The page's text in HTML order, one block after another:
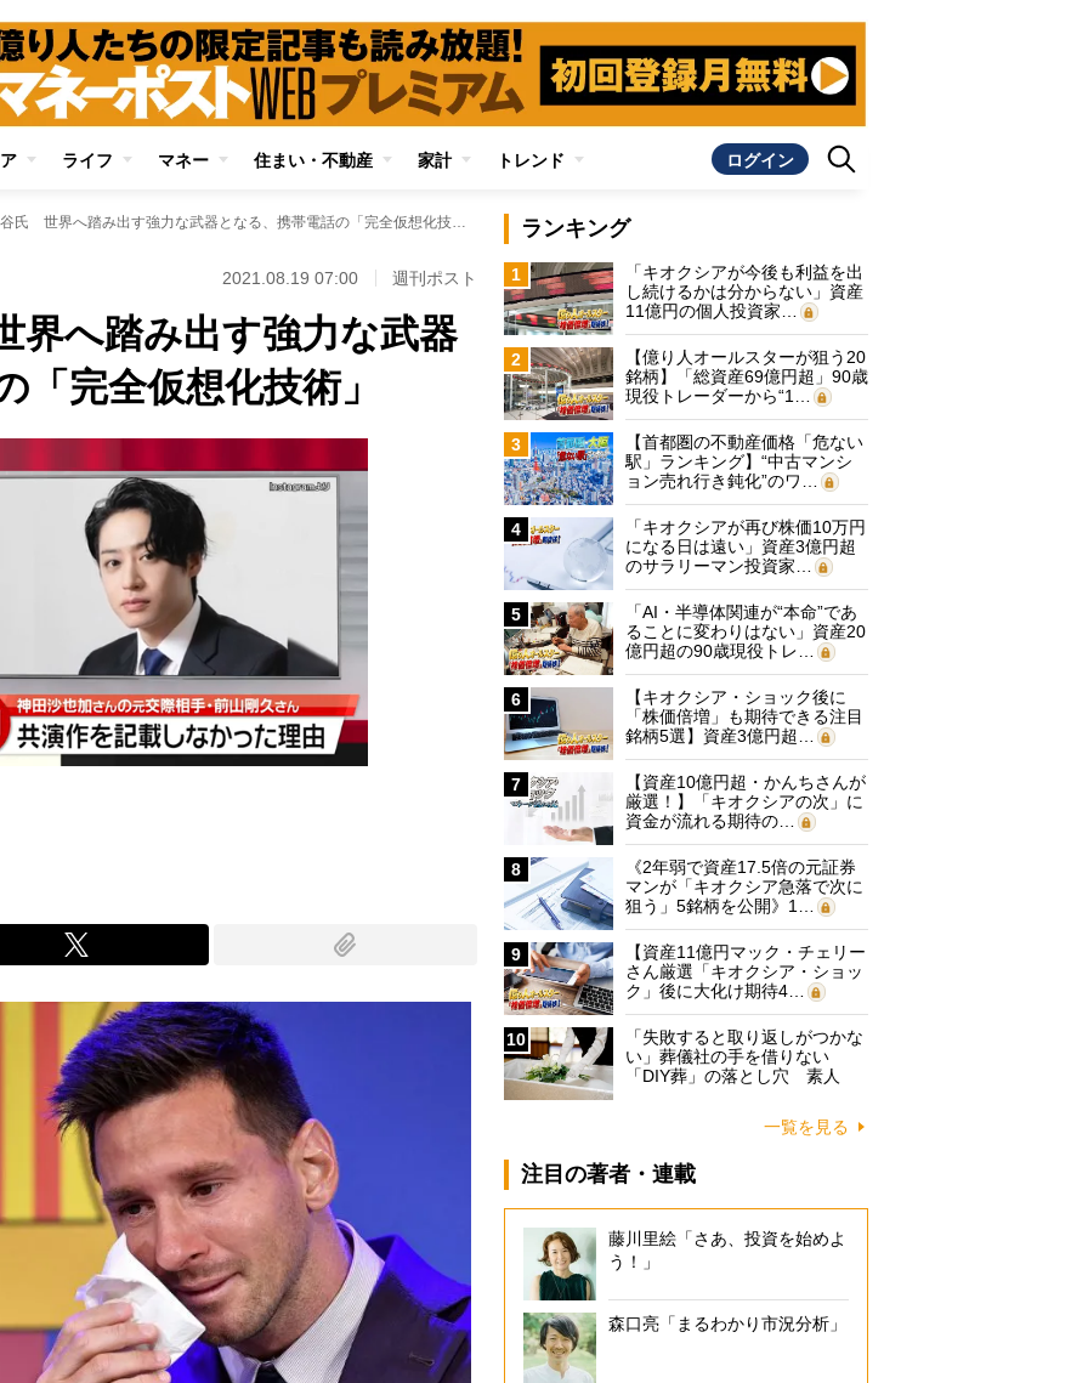
ライフ マネー 住まい・不動産 家計 トレンド ログイン
楽天・三木谷氏 世界へ踏み出す強力な武器となる、携帯電話の「完全仮想化技術」
2021.08.19 07:00 週刊ポスト
へ踏み出す強力な武器
「完全仮想化技術」
ランキング
1
「キオクシアが今後も利益を出
し続けるかは分からない」資産
11億円の個人投資家…
2
【億り人オールスターが狙う20
銘柄】「総資産69億円超」90歳
現役トレーダーから“1…
3
【首都圏の不動産価格「危ない
駅」ランキング】“中古マンシ
ョン売れ行き鈍化”のワ…
4
「キオクシアが再び株価10万円
になる日は遠い」資産3億円超
のサラリーマン投資家…
5
「AI・半導体関連が“本命”であ
ることに変わりはない」資産20
億円超の90歳現役トレ…
6
【キオクシア・ショック後に
「株価倍増」も期待できる注目
銘柄5選】資産3億円超…
7
【資産10億円超・かんちさんが
厳選！】「キオクシアの次」に
資金が流れる期待の…
8
《2年弱で資産17.5倍の元証券
マンが「キオクシア急落で次に
狙う」5銘柄を公開》1…
9
【資産11億円マック・チェリー
さん厳選「キオクシア・ショッ
ク」後に大化け期待4…
10
「失敗すると取り返しがつかな
い」葬儀社の手を借りない
「DIY葬」の落とし穴 素人
一覧を見る
注目の著者・連載
藤川里絵「さあ、投資を始めよ
う！」
森口亮「まるわかり市況分析」